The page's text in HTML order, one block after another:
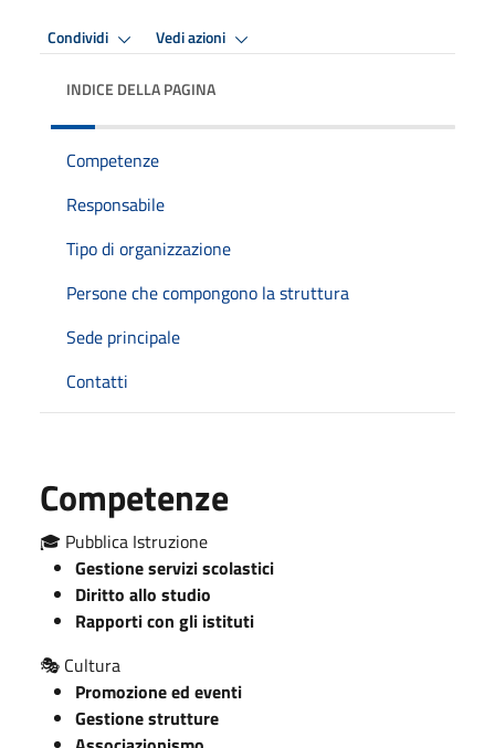
Condividi Vedi azioni
INDICE DELLA PAGINA
Competenze
Responsabile
Tipo di organizzazione
Persone che compongono la struttura
Sede principale
Contatti
Competenze
🎓 Pubblica Istruzione
Gestione servizi scolastici
Diritto allo studio
Rapporti con gli istituti
🎭 Cultura
Promozione ed eventi
Gestione strutture